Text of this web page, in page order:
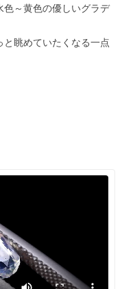
色～黄色の優しいグラデ
と眺めていたくなる一点